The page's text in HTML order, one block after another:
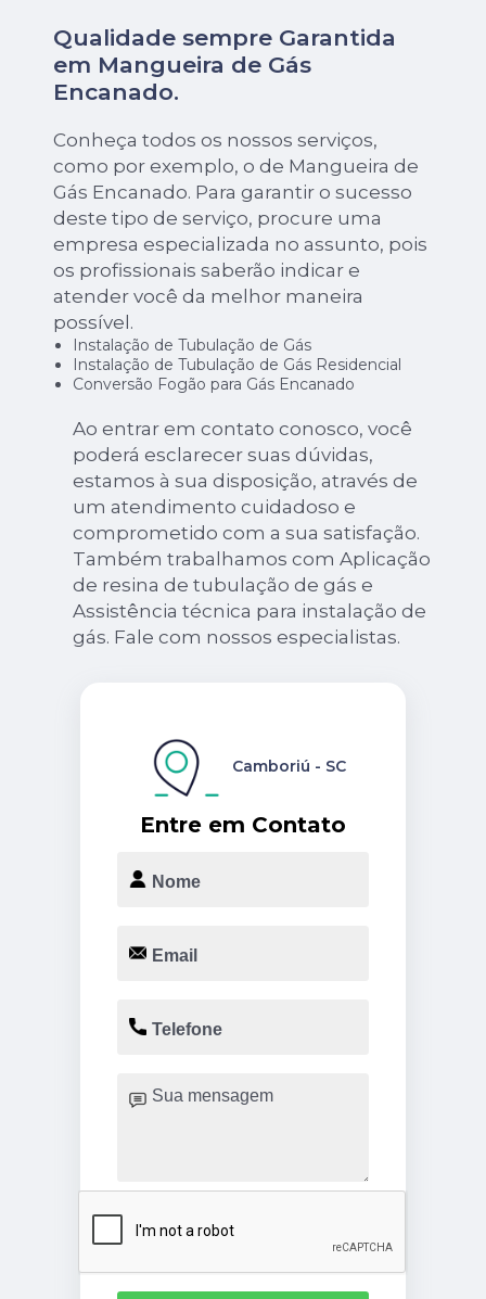
Qualidade sempre Garantida
em Mangueira de Gás
Encanado.
Conheça todos os nossos serviços,
como por exemplo, o de Mangueira de
Gás Encanado. Para garantir o sucesso
deste tipo de serviço, procure uma
empresa especializada no assunto, pois
os profissionais saberão indicar e
atender você da melhor maneira
possível.
Instalação de Tubulação de Gás
Instalação de Tubulação de Gás Residencial
Conversão Fogão para Gás Encanado
Ao entrar em contato conosco, você
poderá esclarecer suas dúvidas,
estamos à sua disposição, através de
um atendimento cuidadoso e
comprometido com a sua satisfação.
Também trabalhamos com Aplicação
de resina de tubulação de gás e
Assistência técnica para instalação de
gás. Fale com nossos especialistas.
Entre em Contato
Camboriú - SC